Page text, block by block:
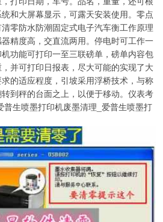
和大屏幕显示，可露天安装使用。零点
零防水防潮固定式电子汽车衡工作原理
精度高，交直流两用。停电时可工作一
功能可打印一至三联磅单，磅单内容包
并可打印日报表，尽大可能的实现了大
的适应程度，引坡采用浮桥技术，与称
到秤的台面之上，以便于移动。仪表考
普生喷墨打印机废墨清理_爱普生喷墨打